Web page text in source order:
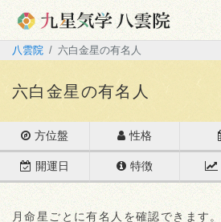
八雲院 六白金星の有名人
六白金星の有名人
方位盤 性格
開運日 特徴
月命星ごとに有名人を確認できます。